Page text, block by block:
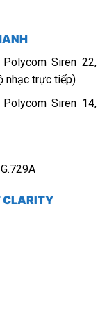
Siren 22,
nhạc trực tiếp)
Siren 14,
CLARITY